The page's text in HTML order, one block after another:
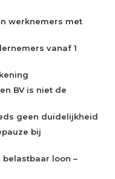
werknemers met
vanaf 1
BV is niet de
geen duidelijkheid
bij
loon –